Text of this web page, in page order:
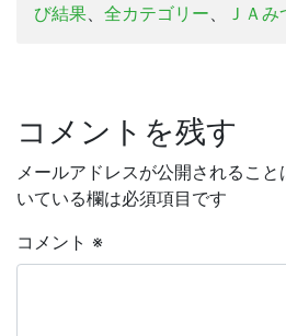
び結果
全カテゴリー ＪＡ
コメントを残す
メールアドレスが公開されること
いている欄は必須項目です
コメント ※